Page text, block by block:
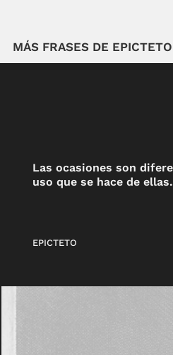
MÁS FRASES DE EPICTETO
Las ocasiones son
uso que se hace de ellas.
EPICTETO